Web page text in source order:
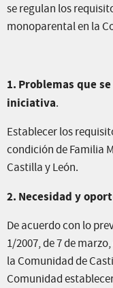
se regulan los
monoparental en la
1. Problemas que
iniciativa.
Establecer los
condición de Familia
Castilla y León.
2. Necesidad y
De acuerdo con lo
1/2007, de 7 de
la Comunidad de
Comunidad